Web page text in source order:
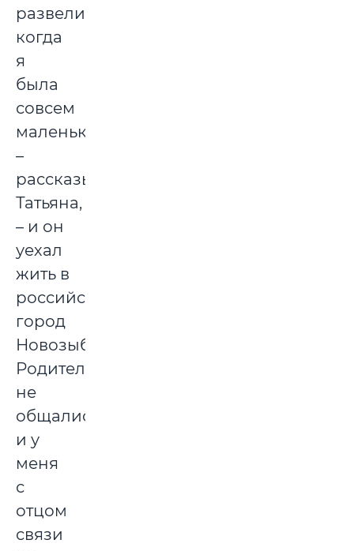
развелись,
когда
я
была
совсем
маленькая,
–
рассказывает
Татьяна,
– и он
уехал
жить в
российский
город
Новозыбков.
Родители
не
общались,
и у
меня
с
отцом
связи